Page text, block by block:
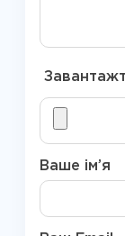
Ваше ім’я